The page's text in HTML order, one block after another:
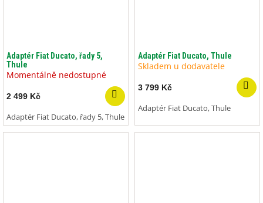
Adaptér Fiat Ducato, řady 5,
Thule
Momentálně nedostupné
2 499 Kč
Adaptér Fiat Ducato, řady 5, Thule
Adaptér Fiat Ducato, Thule
Skladem u dodavatele
3 799 Kč
Adaptér Fiat Ducato, Thule